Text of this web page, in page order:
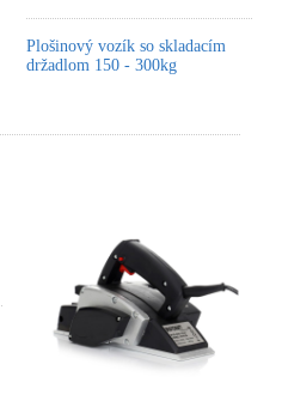
Plošinový vozík so skladacím
držadlom 150 - 300kg